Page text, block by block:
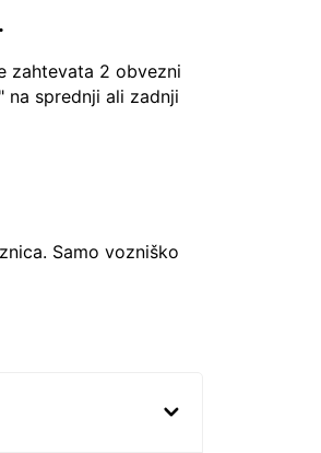
zahtevata 2 obvezni
sprednji ali zadnji
Samo vozniško